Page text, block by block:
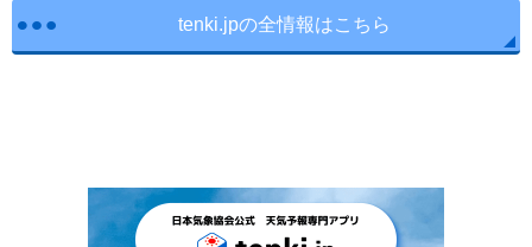
tenki.jpの全情報はこちら